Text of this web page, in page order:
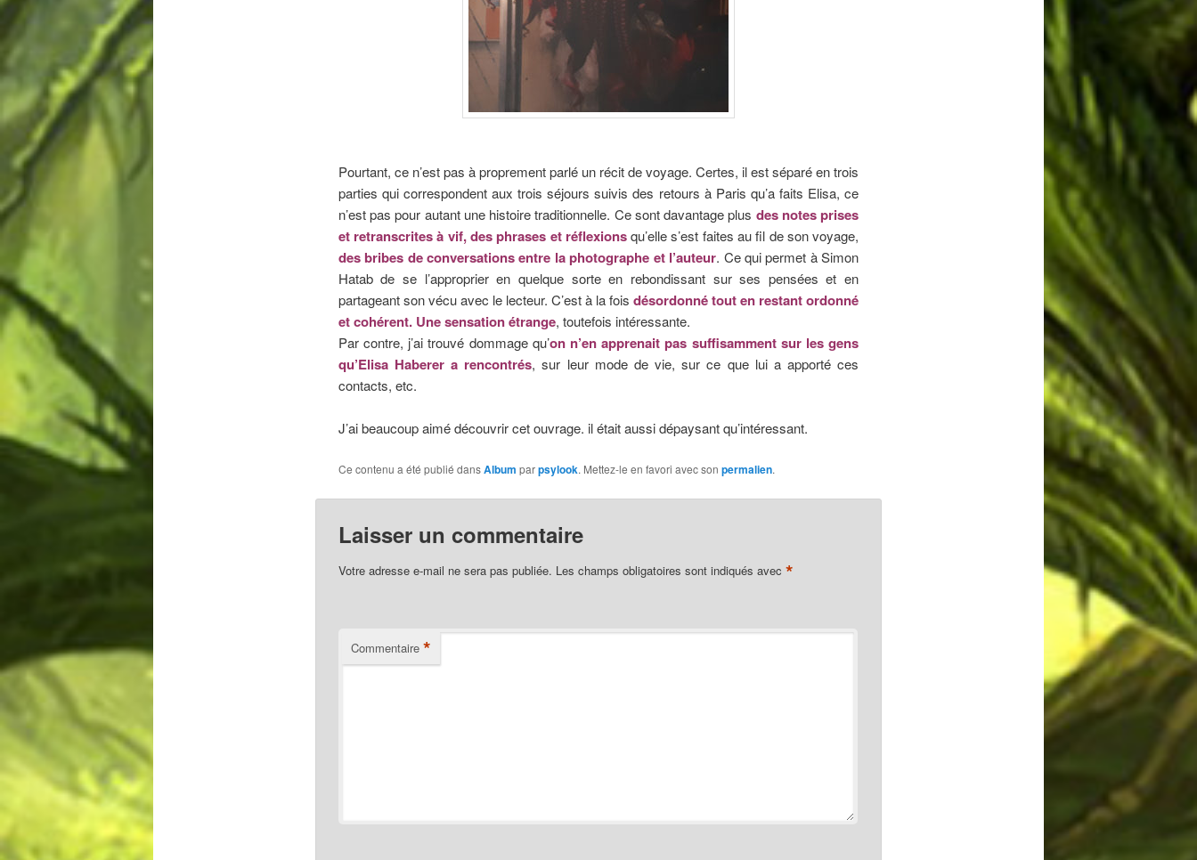
Pourtant, ce n’est pas à proprement parlé un récit de voyage. Certes, il est séparé en trois
parties qui correspondent aux trois séjours suivis des retours à Paris qu’a faits Elisa, ce
n’est pas pour autant une histoire traditionnelle. Ce sont davantage plus des notes prises
et retranscrites à vif, des phrases et réflexionsqu’elle s’est faites au fil de son voyage,
des bribes de conversations entre la photographe et l’auteur. Ce qui permet à Simon
Hatab de se l’approprier en quelque sorte en rebondissant sur ses pensées et en
partageant son vécu avec le lecteur. C’est à la foisdésordonné tout en restant ordonné
et cohérent. Une sensation étrange, toutefois intéressante.
Par contre, j’ai trouvé dommage qu’on n’en apprenait pas suffisamment sur les gens
qu’Elisa Haberer a rencontrés, sur leur mode de vie, sur ce que lui a apporté ces
contacts, etc.
J’ai beaucoup aimé découvrir cet ouvrage. il était aussi dépaysant qu’intéressant.
Ce contenu a été publié dansAlbum parpsylook. Mettez-le en favori avec son permalien.
Laisser un commentaire
Votre adresse e-mail ne sera pas publiée. Les champs obligatoires sont indiqués avec *
Commentaire *